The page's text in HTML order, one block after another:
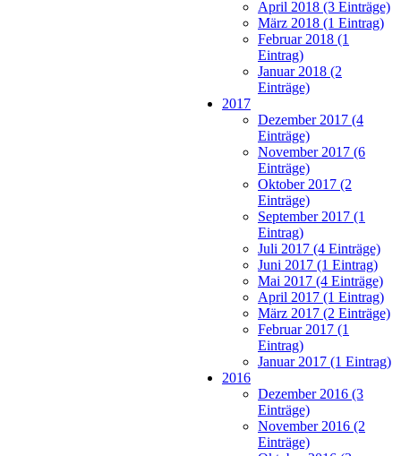
April 2018 (3 Einträge)
März 2018 (1 Eintrag)
Februar 2018 (1
Eintrag)
Januar 2018 (2
Einträge)
2017
Dezember 2017 (4
Einträge)
November 2017 (6
Einträge)
Oktober 2017 (2
Einträge)
September 2017 (1
Eintrag)
Juli 2017 (4 Einträge)
Juni 2017 (1 Eintrag)
Mai 2017 (4 Einträge)
April 2017 (1 Eintrag)
März 2017 (2 Einträge)
Februar 2017 (1
Eintrag)
Januar 2017 (1 Eintrag)
2016
Dezember 2016 (3
Einträge)
November 2016 (2
Einträge)